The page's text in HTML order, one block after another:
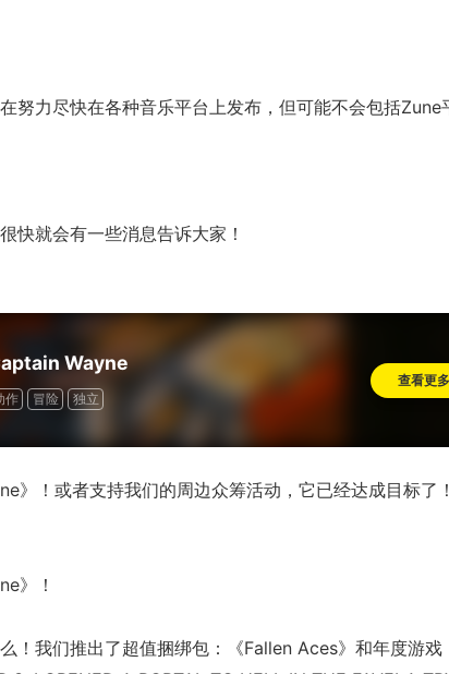
努力尽快在各种音乐平台上发布，但可能不会包括Zune
快就会有一些消息告诉大家！
Wayne
作 冒险 独立
查看更多
》！或者支持我们的周边众筹活动，它已经达成目标了
》！
！我们推出了超值捆绑包：《Fallen Aces》和年度游戏
ChinaJoy小姐姐精
美ShowGirl与Coser
赏！